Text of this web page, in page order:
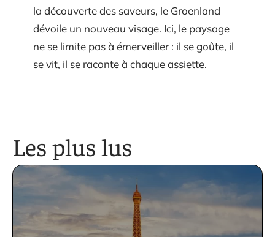
la découverte des saveurs, le Groenland
dévoile un nouveau visage. Ici, le paysage
ne se limite pas à émerveiller : il se goûte, il
se vit, il se raconte à chaque assiette.
Les plus lus